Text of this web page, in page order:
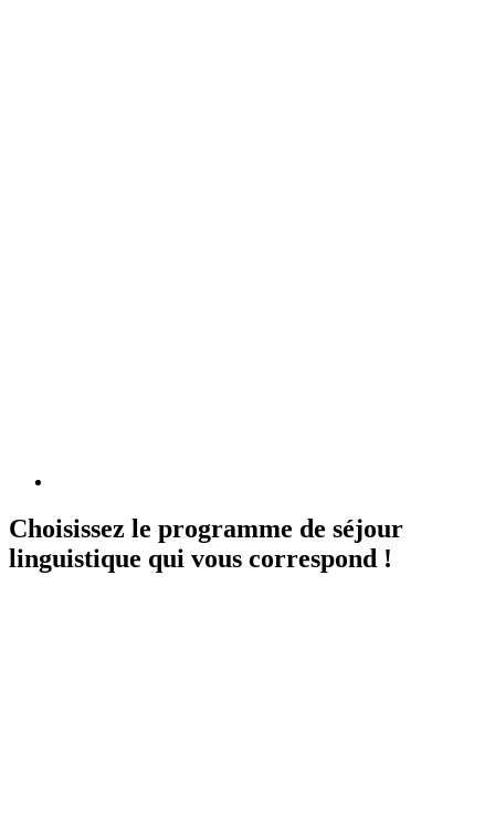
Choisissez le programme de séjour
linguistique qui vous correspond !